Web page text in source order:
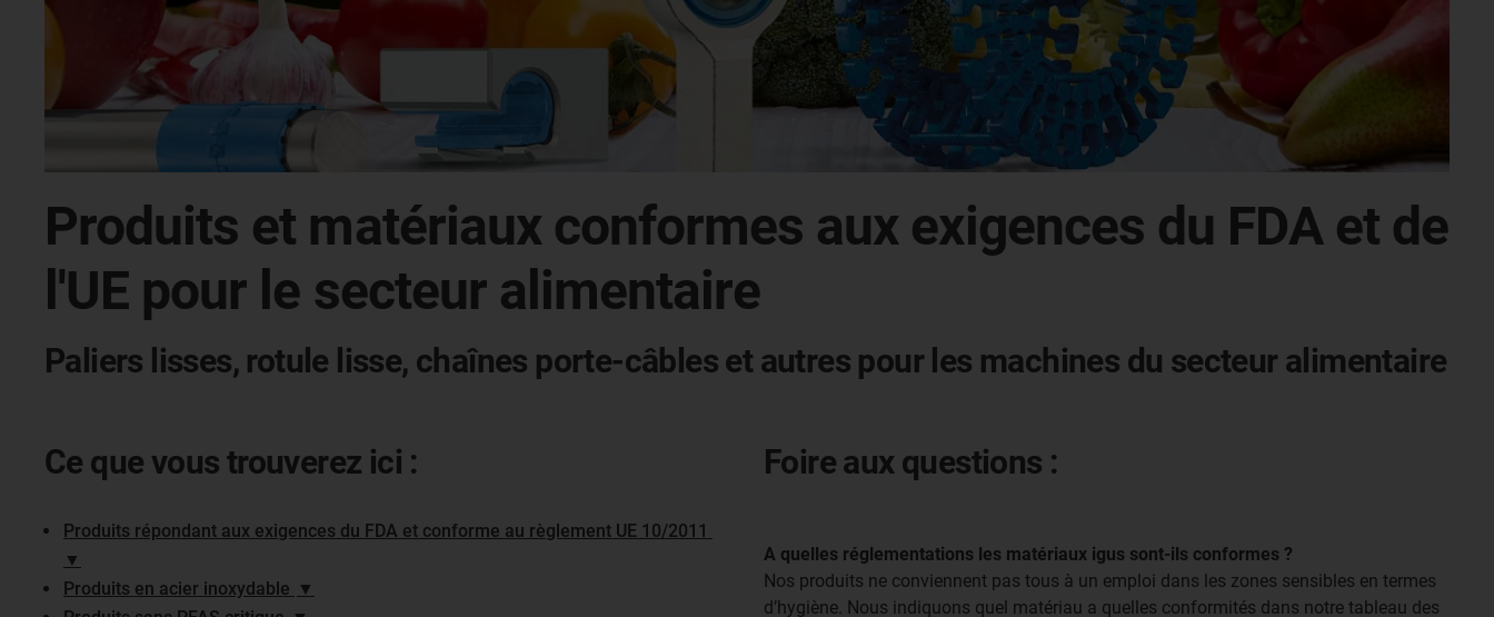
Produits et matériaux conformes aux exigences du FDA et de
l'UE pour le secteur alimentaire
Paliers lisses, rotule lisse, chaînes porte-câbles et autres pour les machines du secteur alimentaire
Ce que vous trouverez ici :
Produits répondant aux exigences du FDA et conforme au règlement UE 10/2011
▼
Produits en acier inoxydable ▼
Foire aux questions :
A quelles réglementations les matériaux igus sont-ils conformes ?
Nos produits ne conviennent pas tous à un emploi dans les zones sensibles en termes
d’hygiène. Nous indiquons quel matériau a quelles conformités dans notre tableau des